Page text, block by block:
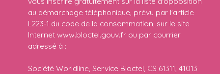
au démarchage téléphonique, prévu par l'article
L223-1 du code de la consommation, sur le site
Internet www.bloctel.gouv.fr ou par courrier
adressé à :
Société Worldline, Service Bloctel, CS 61311, 41013